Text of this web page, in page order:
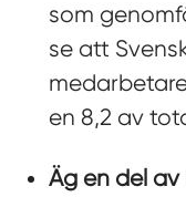
som
se att
en 8,2 av
Äg en del